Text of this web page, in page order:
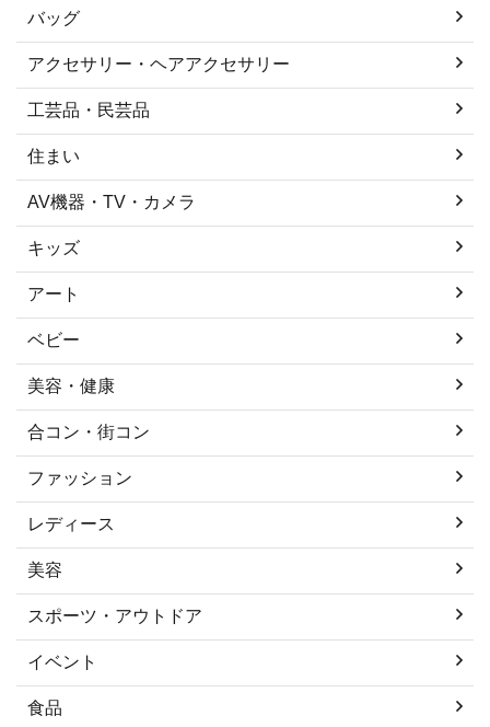
バッグ
アクセサリー・ヘアアクセサリー
工芸品・民芸品
住まい
AV機器・TV・カメラ
キッズ
アート
ベビー
美容・健康
合コン・街コン
ファッション
レディース
美容
スポーツ・アウトドア
イベント
食品